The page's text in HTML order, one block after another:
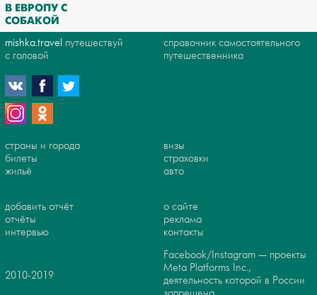
В ЕВРОПУ С
СОБАКОЙ
mishka.travel путешествуй
с головой
справочник самостоятельного
путешественника
страны и города
билеты
жильё
визы
страховки
авто
добавить отчёт
отчёты
интервью
о сайте
реклама
контакты
2010-2019
Facebook/Instagram — проекты
Meta Platforms Inc.,
деятельность которой в России